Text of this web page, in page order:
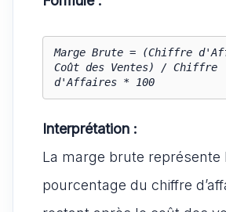
Marge Brute = (Chiffre
Coût des Ventes) / Chiffre
d'Affaires * 100
Interprétation :
La marge brute représente
pourcentage du chiffre